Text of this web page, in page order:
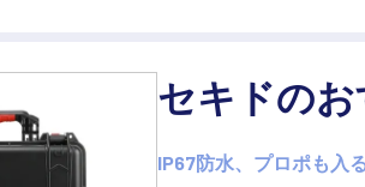
セキドの
IP67防水、プロポも入